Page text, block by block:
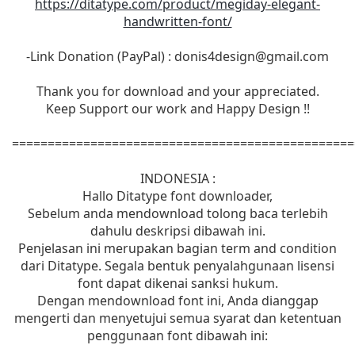
https://ditatype.com/product/megiday-elegant-
handwritten-font/
-Link Donation (PayPal) : donis4design@gmail.com
Thank you for download and your appreciated.
Keep Support our work and Happy Design !!
INDONESIA :
Hallo Ditatype font downloader,
Sebelum anda mendownload tolong baca terlebih
dahulu deskripsi dibawah ini.
Penjelasan ini merupakan bagian term and condition
dari Ditatype. Segala bentuk penyalahgunaan lisensi
font dapat dikenai sanksi hukum.
Dengan mendownload font ini, Anda dianggap
mengerti dan menyetujui semua syarat dan ketentuan
penggunaan font dibawah ini: